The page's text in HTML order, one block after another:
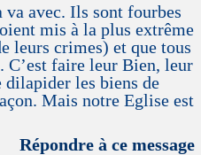
avec. Ils sont fourbes
mis à la plus extrême
leurs crimes) et que tous
C’est faire leur Bien, leur
dilapider les biens de
Mais notre Eglise est
Répondre à ce message